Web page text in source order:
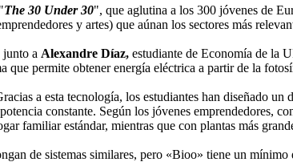
The 30 Under 30", que aglutina a los 300 jóvenes de
y artes) que aúnan los sectores más
a Alexandre Díaz, estudiante de Economía de la
permite obtener energía eléctrica a partir de la
a esta tecnología, los estudiantes han diseñado
constante. Según los jóvenes emprendedores,
familiar estándar, mientras que con plantas más
de sistemas similares, pero «Bioo» tiene un